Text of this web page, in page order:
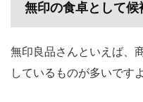
無印の食卓として候
無印良品さんといえば、
しているものが多いです